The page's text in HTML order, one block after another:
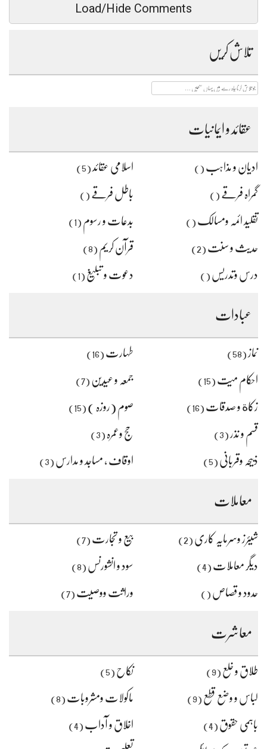
Load/Hide Comments
تلاش کریں
تلاش
عقائد و ایمانیات
اسلامی عقائد (5) ادیان و مذاہب ()
باطل فرقے () گمراہ فرقے ()
بدعات و رسوم (1) تقلید ائمہ ومسالک ()
قرآن کریم (8) حدیث و سنت (2)
دعوت و تبلیغ (1) درس وتدریس ()
عبادات
طہارت (16) نماز (58)
جمعہ و عیدین (7) احکام میت (15)
صوم (روزہ ) (15) زکاة و صدقات (16)
حج وعمرہ (3) قسم و نذر (3)
اوقاف ، مساجد و مدارس (3) ذبیحہ وقربانی (5)
معاملات
بیع و تجارت (7) شیئرز وسرمایہ کاری (2)
سود و انشورنس (8) دیگر معاملات (4)
وراثت ووصیت (7) حدود و قصاص ()
معاشرت
نکاح (5) طلاق و خلع (9)
ماکولات ومشروبات (8) لباس و وضع قطع (9)
اخلاق و آداب (4) باہمی حقوق (4)